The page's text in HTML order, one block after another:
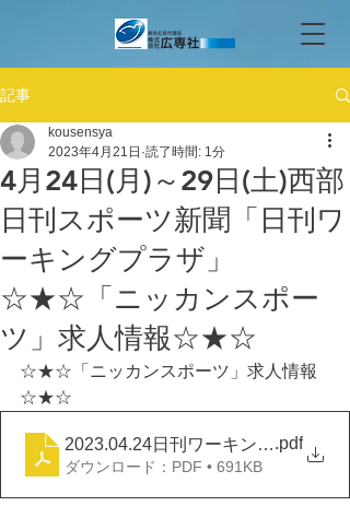
記事
4月24日(月)～29日(土)西部
日刊スポーツ新聞「日刊ワ
ーキングプラザ」
☆★☆「ニッカンスポー
ツ」求人情報☆★☆
kousensya
2023年4月21日 読了時間: 1分
☆★☆「ニッカンスポーツ」求人情報
☆★☆
2023.04.24日刊ワーキングプラザ
.pdf
ダウンロード：PDF • 691KB